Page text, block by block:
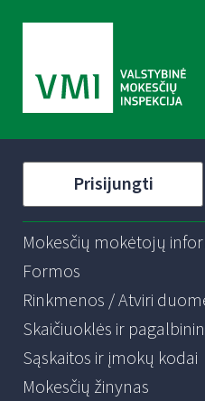
Prisijungti
Mokesčių mokėtojų
Formos
Rinkmenos / Atviri
Skaičiuoklės ir
Sąskaitos ir įmokų kodai
Mokesčių žinynas